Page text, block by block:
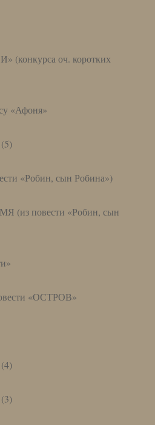
оч. коротких
«Афоня»
«Робин, сын Робина»)
(из повести «Робин, сын
«ОСТРОВ»